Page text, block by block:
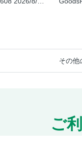
その他
ご